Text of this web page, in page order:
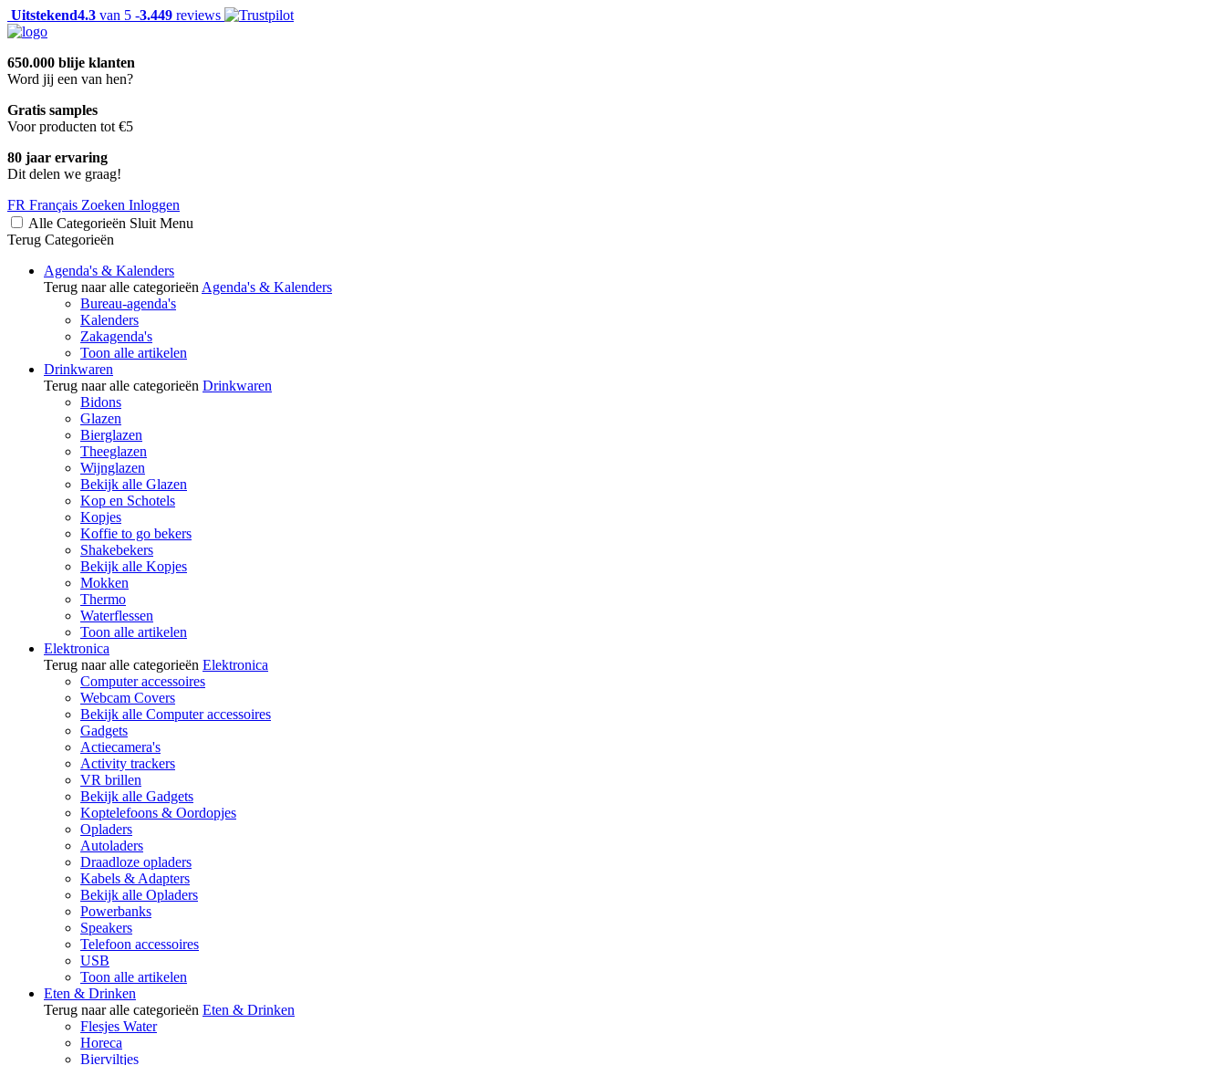
Uitstekend4.3 van 5 -3.449 reviews
650.000 blije klanten
Word jij een van hen?
Gratis samples
Voor producten tot €5
80 jaar ervaring
Dit delen we graag!
FR Français Zoeken Inloggen
Alle Categorieën Sluit Menu
Terug Categorieën
Agenda's & Kalenders
Terug naar alle categorieën Agenda's & Kalenders
Bureau-agenda's
Kalenders
Zakagenda's
Toon alle artikelen
Drinkwaren
Terug naar alle categorieën Drinkwaren
Bidons
Glazen
Bierglazen
Theeglazen
Wijnglazen
Bekijk alle Glazen
Kop en Schotels
Kopjes
Koffie to go bekers
Shakebekers
Bekijk alle Kopjes
Mokken
Thermo
Waterflessen
Toon alle artikelen
Elektronica
Terug naar alle categorieën Elektronica
Computer accessoires
Webcam Covers
Bekijk alle Computer accessoires
Gadgets
Actiecamera's
Activity trackers
VR brillen
Bekijk alle Gadgets
Koptelefoons & Oordopjes
Opladers
Autoladers
Draadloze opladers
Kabels & Adapters
Bekijk alle Opladers
Powerbanks
Speakers
Telefoon accessoires
USB
Toon alle artikelen
Eten & Drinken
Terug naar alle categorieën Eten & Drinken
Flesjes Water
Horeca
Bierviltjes